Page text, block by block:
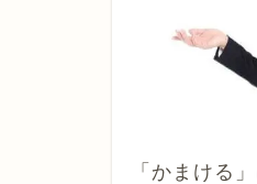
「かまける